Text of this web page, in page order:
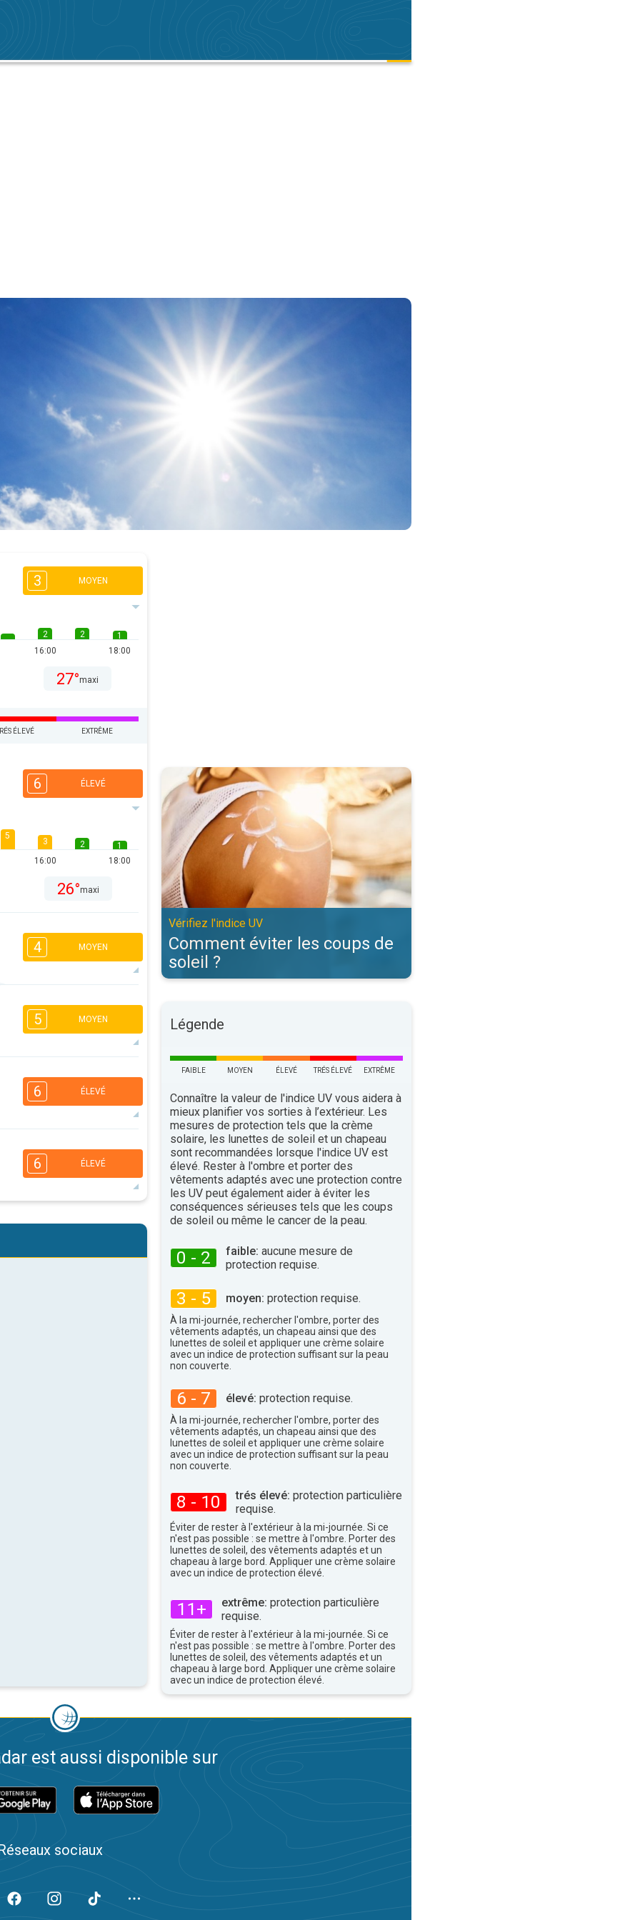
3 MOYEN
2
16:00
2
1
18:00
27°maxi
ÉLEVÉ EXTRÊME
6 ÉLEVÉ
5
3
16:00
2
1
18:00
26°maxi
4 MOYEN
1
16:00
5 MOYEN
16:00
2
1
6 ÉLEVÉ
1
16:00
26°
6 ÉLEVÉ
1
1
2
1
Comment éviter les coups de soleil ?. Vérifiez l'indice UV. . .
Vérifiez l'indice UV
Comment éviter les coups de
soleil ?
Légende
FAIBLE MOYEN ÉLEVÉ TRÉS ÉLEVÉ EXTRÊME
Connaître la valeur de l'indice UV vous aidera à
mieux planifier vos sorties à l’extérieur. Les
mesures de protection tels que la crème
solaire, les lunettes de soleil et un chapeau
sont recommandées lorsque l'indice UV est
élevé. Rester à l'ombre et porter des
vêtements adaptés avec une protection contre
les UV peut également aider à éviter les
conséquences sérieuses tels que les coups
de soleil ou même le cancer de la peau.
0 - 2 faible: aucune mesure de
protection requise.
3 - 5 moyen: protection requise.
À la mi-journée, rechercher l'ombre, porter des
vêtements adaptés, un chapeau ainsi que des
lunettes de soleil et appliquer une crème solaire
avec un indice de protection suffisant sur la peau
non couverte.
6 - 7 élevé: protection requise.
À la mi-journée, rechercher l'ombre, porter des
vêtements adaptés, un chapeau ainsi que des
lunettes de soleil et appliquer une crème solaire
avec un indice de protection suffisant sur la peau
non couverte.
8 - 10 trés élevé: protection particulière
requise.
Éviter de rester à l'extérieur à la mi-journée. Si ce
n'est pas possible : se mettre à l'ombre. Porter des
lunettes de soleil, des vêtements adaptés et un
chapeau à large bord. Appliquer une crème solaire
avec un indice de protection élevé.
11+ extrême: protection particulière
requise.
Éviter de rester à l'extérieur à la mi-journée. Si ce
n'est pas possible : se mettre à l'ombre. Porter des
lunettes de soleil, des vêtements adaptés et un
chapeau à large bord. Appliquer une crème solaire
avec un indice de protection élevé.
est aussi disponible sur
sociaux